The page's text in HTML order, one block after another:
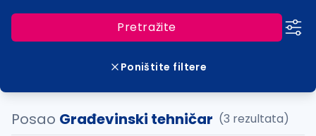
Pretražite
Poništite filtere
Posao Građevinski tehničar (3 rezultata)